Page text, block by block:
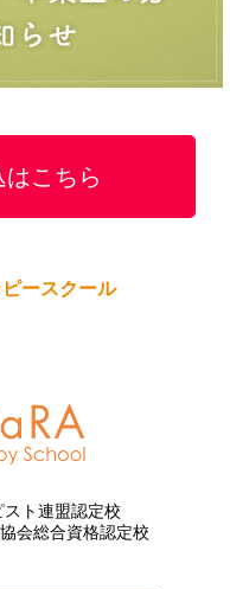
こちら
ースクール
ト連盟認定校
会総合資格認定校